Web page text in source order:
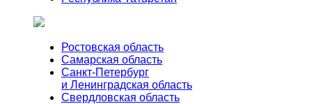
Ростовская область
Самарская область
Санкт-Петербург
и Ленинградская область
Свердловская область